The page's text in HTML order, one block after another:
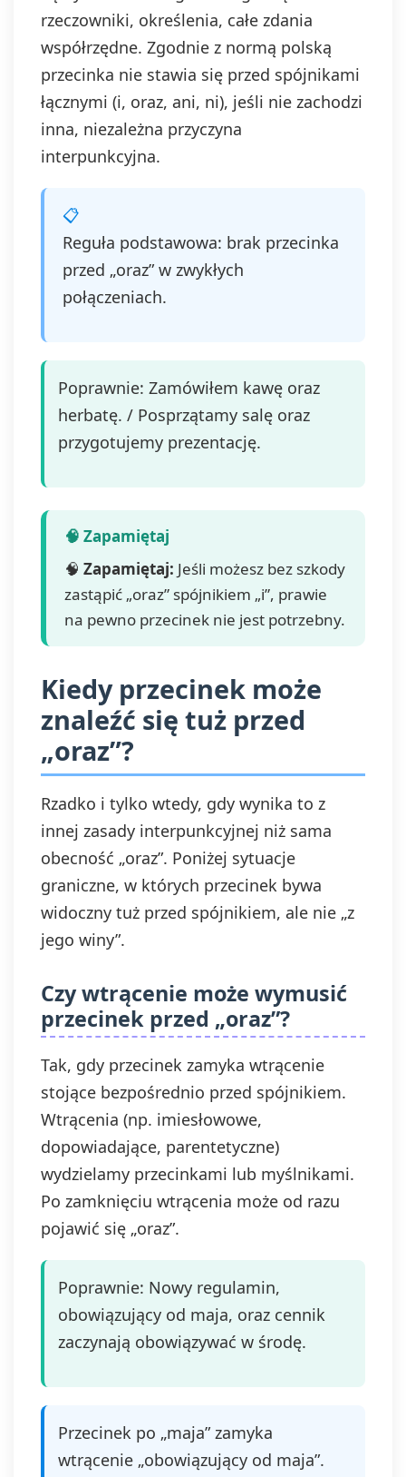
rzeczowniki, określenia, całe zdania
współrzędne. Zgodnie z normą polską
przecinka nie stawia się przed spójnikami
łącznymi (i, oraz, ani, ni), jeśli nie zachodzi
inna, niezależna przyczyna
interpunkcyjna.
Reguła podstawowa: brak przecinka
przed „oraz” w zwykłych
połączeniach.
Poprawnie: Zamówiłem kawę oraz
herbatę. / Posprzątamy salę oraz
przygotujemy prezentację.
🧠 Zapamiętaj: Jeśli możesz bez szkody
zastąpić „oraz” spójnikiem „i”, prawie
na pewno przecinek nie jest potrzebny.
Kiedy przecinek może
znaleźć się tuż przed
„oraz”?
Rzadko i tylko wtedy, gdy wynika to z
innej zasady interpunkcyjnej niż sama
obecność „oraz”. Poniżej sytuacje
graniczne, w których przecinek bywa
widoczny tuż przed spójnikiem, ale nie „z
jego winy”.
Czy wtrącenie może wymusić
przecinek przed „oraz”?
Tak, gdy przecinek zamyka wtrącenie
stojące bezpośrednio przed spójnikiem.
Wtrącenia (np. imiesłowowe,
dopowiadające, parentetyczne)
wydzielamy przecinkami lub myślnikami.
Po zamknięciu wtrącenia może od razu
pojawić się „oraz”.
Poprawnie: Nowy regulamin,
obowiązujący od maja, oraz cennik
zaczynają obowiązywać w środę.
Przecinek po „maja” zamyka
wtrącenie „obowiązujący od maja”.